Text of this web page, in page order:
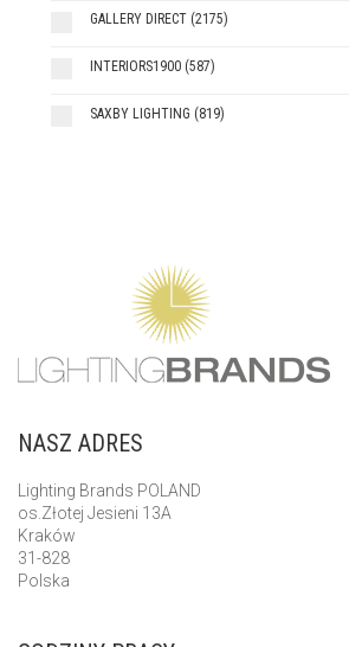
GALLERY DIRECT (2175)
INTERIORS1900 (587)
SAXBY LIGHTING (819)
NASZ ADRES
Lighting Brands POLAND
os.Złotej Jesieni 13A
Kraków
31-828
Polska